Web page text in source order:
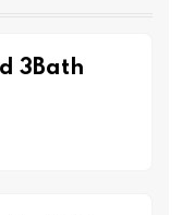
3Bath